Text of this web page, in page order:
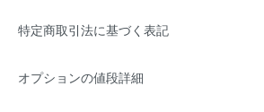
特定商取引法に基づく表記
オプションの値段詳細